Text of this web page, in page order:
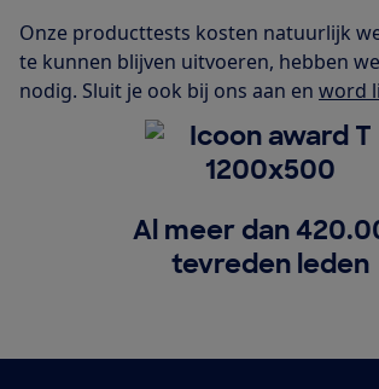
Onze producttests kosten natuurlijk
te kunnen blijven uitvoeren, hebben
nodig. Sluit je ook bij ons aan en word
Al meer dan
tevreden leden